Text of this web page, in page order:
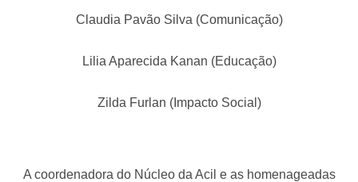
Claudia Pavão Silva (Comunicação)
Lilia Aparecida Kanan (Educação)
Zilda Furlan (Impacto Social)
A coordenadora do Núcleo da Acil e as homenageadas